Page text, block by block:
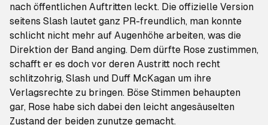
nach öffentlichen Auftritten leckt. Die offizielle Version
seitens Slash lautet ganz PR-freundlich, man konnte
schlicht nicht mehr auf Augenhöhe arbeiten, was die
Direktion der Band anging. Dem dürfte Rose zustimmen,
schafft er es doch vor deren Austritt noch recht
schlitzohrig, Slash und Duff McKagan um ihre
Verlagsrechte zu bringen. Böse Stimmen behaupten
gar, Rose habe sich dabei den leicht angesäuselten
Zustand der beiden zunutze gemacht.